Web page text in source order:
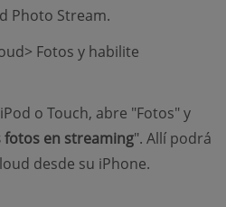
Photo Stream.
Fotos y habilite
o Touch, abre "Fotos" y
fotos en streaming". Allí podrá
desde su iPhone.